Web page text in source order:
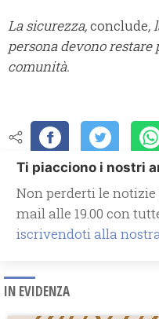
La sicurezza,conclude,
persona devono
comunità.
Ti piacciono i nostri
Non perderti le
mail alle 19.00 con
iscrivendoti alla
IN EVIDENZA